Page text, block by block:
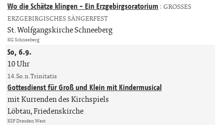
Wo die Schätze klingen - Ein Erzgebirgsoratorium : GROSSES
ERZGEBIRGISCHES SÄNGERFEST
St. Wolfgangskirche Schneeberg
KG Schneeberg
So, 6.9.
10 Uhr
14. So. n. Trinitatis
Gottesdienst für Groß und Klein mit Kindermusical
mit Kurrenden des Kirchspiels
Löbtau, Friedenskirche
KSP Dresden West